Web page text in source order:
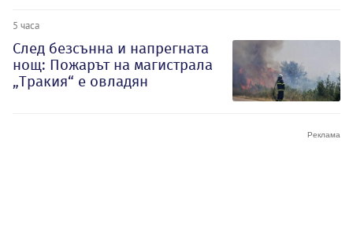
5 часа
След безсънна и напрегната
нощ: Пожарът на магистрала
„Тракия“ е овладян